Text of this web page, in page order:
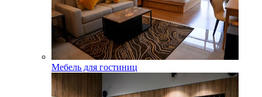
Мебель для гостиниц